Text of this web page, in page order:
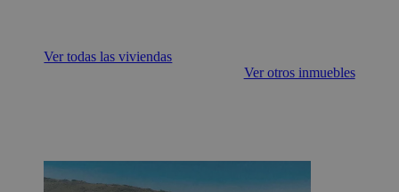
Ver todas las viviendas
Ver otros inmuebles